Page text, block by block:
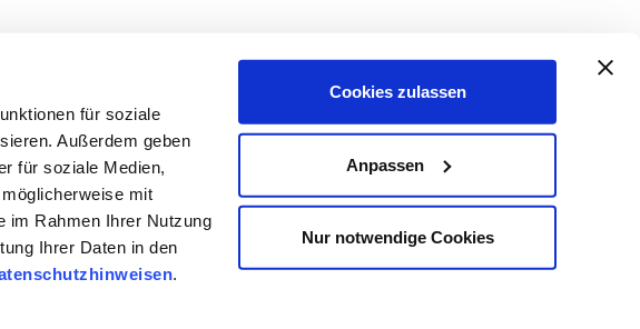
für soziale
Außerdem geben
für soziale Medien,
mit
im Rahmen Ihrer Nutzung
Ihrer Daten in den
.
Cookies zulassen
Anpassen
Nur notwendige Cookies